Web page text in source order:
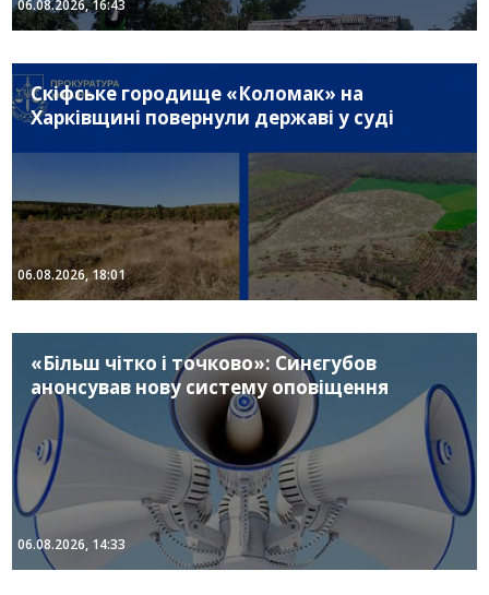
06.08.2026, 16:43
Скіфське городище «Коломак» на
Харківщині повернули державі у суді
06.08.2026, 18:01
«Більш чітко і точково»: Синєгубов
анонсував нову систему оповіщення
06.08.2026, 14:33